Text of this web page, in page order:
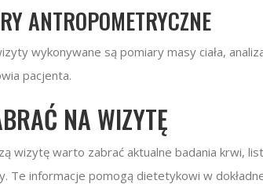
ANTROPOMETRYCZNE
wykonywane są pomiary masy ciała,
pacjenta.
NA WIZYTĘ
wizytę warto zabrać aktualne badania krwi,
Te informacje pomogą dietetykowi w